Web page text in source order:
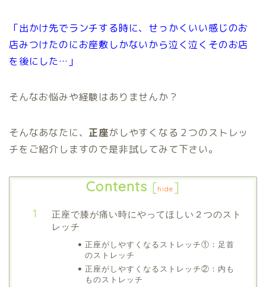
「出かけ先でランチする時に、せっかくいい感じのお
店みつけたのにお座敷しかないから泣く泣くそのお店
を後にした…」
そんなお悩みや経験はありませんか？
そんなあなたに、 正座がしやすくなる２つのストレッ
チをご紹介しますので是非試してみて下さい。
Contents [hide ]
正座で膝が痛い時にやってほしい２つのスト
レッチ
正座がしやすくなるストレッチ①：足首
のストレッチ
正座がしやすくなるストレッチ②：内も
ものストレッチ